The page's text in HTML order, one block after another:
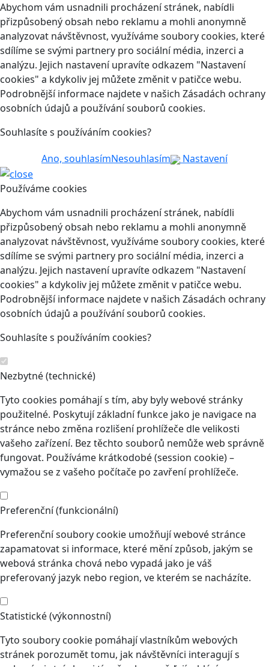
Abychom vám usnadnili procházení stránek, nabídli
přizpůsobený obsah nebo reklamu a mohli anonymně
analyzovat návštěvnost, využíváme soubory cookies, které
sdílíme se svými partnery pro sociální média, inzerci a
analýzu. Jejich nastavení upravíte odkazem "Nastavení
cookies" a kdykoliv jej můžete změnit v patičce webu.
Podrobnější informace najdete v našich Zásadách ochrany
osobních údajů a používání souborů cookies.
Souhlasíte s používáním cookies?
Ano, souhlasímNesouhlasím Nastavení
Používáme cookies
Abychom vám usnadnili procházení stránek, nabídli
přizpůsobený obsah nebo reklamu a mohli anonymně
analyzovat návštěvnost, využíváme soubory cookies, které
sdílíme se svými partnery pro sociální média, inzerci a
analýzu. Jejich nastavení upravíte odkazem "Nastavení
cookies" a kdykoliv jej můžete změnit v patičce webu.
Podrobnější informace najdete v našich Zásadách ochrany
osobních údajů a používání souborů cookies.
Souhlasíte s používáním cookies?
Nezbytné (technické)
Tyto cookies pomáhají s tím, aby byly webové stránky
použitelné. Poskytují základní funkce jako je navigace na
stránce nebo změna rozlišení prohlížeče dle velikosti
vašeho zařízení. Bez těchto souborů nemůže web správně
fungovat. Používáme krátkodobé (session cookie) –
vymažou se z vašeho počítače po zavření prohlížeče.
Preferenční (funkcionální)
Preferenční soubory cookie umožňují webové stránce
zapamatovat si informace, které mění způsob, jakým se
webová stránka chová nebo vypadá jako je váš
preferovaný jazyk nebo region, ve kterém se nacházíte.
Statistické (výkonnostní)
Tyto soubory cookie pomáhají vlastníkům webových
stránek porozumět tomu, jak návštěvníci interagují s